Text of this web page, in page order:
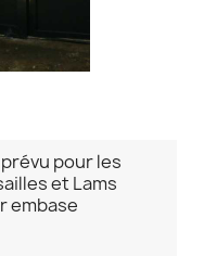
pour les
et Lams
embase